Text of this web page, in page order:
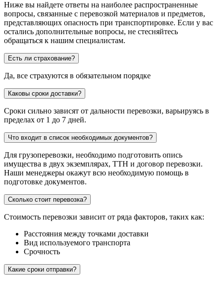
Ниже вы найдете ответы на наиболее распространенные
вопросы, связанные с перевозкой материалов и предметов,
представляющих опасность при транспортировке. Если у вас
остались дополнительные вопросы, не стесняйтесь
обращаться к нашим специалистам.
Есть ли страхование?
Да, все страхуются в обязательном порядке
Каковы сроки доставки?
Сроки сильно зависят от дальности перевозки, варьируясь в
пределах от 1 до 7 дней.
Что входит в список необходимых документов?
Для грузоперевозки, необходимо подготовить опись
имущества в двух экземплярах, ТТН и договор перевозки.
Наши менеджеры окажут всю необходимую помощь в
подготовке документов.
Сколько стоит перевозка?
Стоимость перевозки зависит от ряда факторов, таких как:
Расстояния между точками доставки
Вид используемого транспорта
Срочность
Какие сроки отправки?